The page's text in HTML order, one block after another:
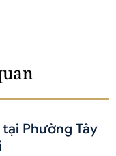
Phường Tây